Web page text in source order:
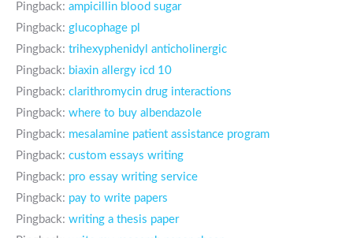
Pingback: ampicillin blood sugar
Pingback: glucophage pl
Pingback: trihexyphenidyl anticholinergic
Pingback: biaxin allergy icd 10
Pingback: clarithromycin drug interactions
Pingback: where to buy albendazole
Pingback: mesalamine patient assistance program
Pingback: custom essays writing
Pingback: pro essay writing service
Pingback: pay to write papers
Pingback: writing a thesis paper